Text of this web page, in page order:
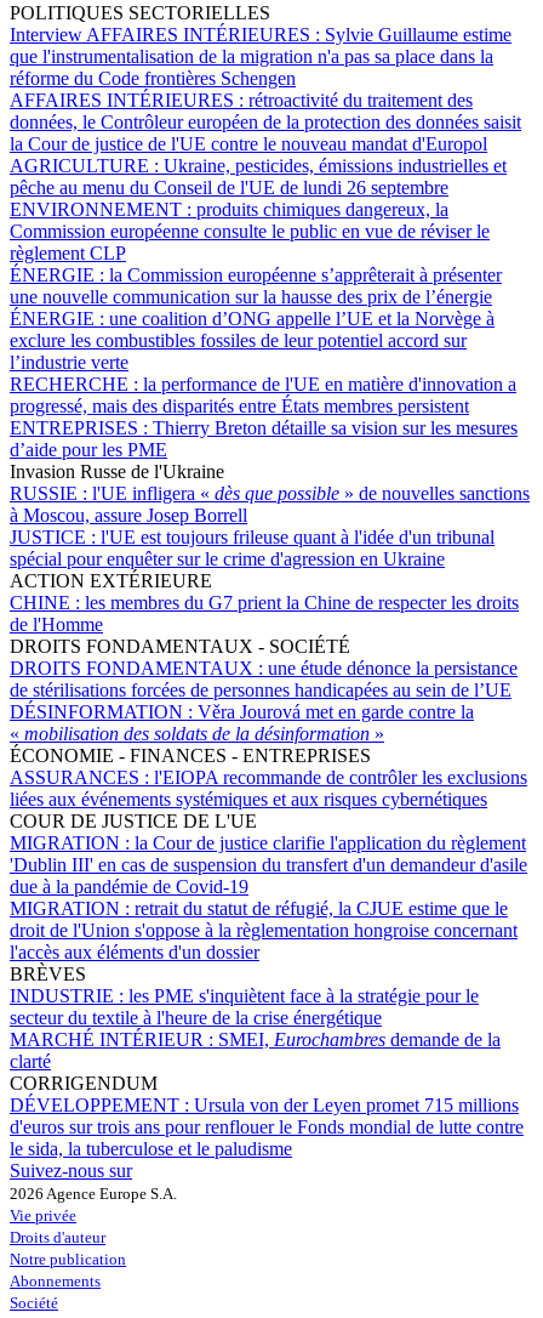
POLITIQUES SECTORIELLES
Interview AFFAIRES INTÉRIEURES : Sylvie Guillaume estime
que l'instrumentalisation de la migration n'a pas sa place dans la
réforme du Code frontières Schengen
AFFAIRES INTÉRIEURES : rétroactivité du traitement des
données, le Contrôleur européen de la protection des données saisit
la Cour de justice de l'UE contre le nouveau mandat d'Europol
AGRICULTURE : Ukraine, pesticides, émissions industrielles et
pêche au menu du Conseil de l'UE de lundi 26 septembre
ENVIRONNEMENT : produits chimiques dangereux, la
Commission européenne consulte le public en vue de réviser le
règlement CLP
ÉNERGIE : la Commission européenne s’apprêterait à présenter
une nouvelle communication sur la hausse des prix de l’énergie
ÉNERGIE : une coalition d’ONG appelle l’UE et la Norvège à
exclure les combustibles fossiles de leur potentiel accord sur
l’industrie verte
RECHERCHE : la performance de l'UE en matière d'innovation a
progressé, mais des disparités entre États membres persistent
ENTREPRISES : Thierry Breton détaille sa vision sur les mesures
d’aide pour les PME
Invasion Russe de l'Ukraine
RUSSIE : l'UE infligera « dès que possible » de nouvelles sanctions
à Moscou, assure Josep Borrell
JUSTICE : l'UE est toujours frileuse quant à l'idée d'un tribunal
spécial pour enquêter sur le crime d'agression en Ukraine
ACTION EXTÉRIEURE
CHINE : les membres du G7 prient la Chine de respecter les droits
de l'Homme
DROITS FONDAMENTAUX - SOCIÉTÉ
DROITS FONDAMENTAUX : une étude dénonce la persistance
de stérilisations forcées de personnes handicapées au sein de l’UE
DÉSINFORMATION : Věra Jourová met en garde contre la
« mobilisation des soldats de la désinformation »
ÉCONOMIE - FINANCES - ENTREPRISES
ASSURANCES : l'EIOPA recommande de contrôler les exclusions
liées aux événements systémiques et aux risques cybernétiques
COUR DE JUSTICE DE L'UE
MIGRATION : la Cour de justice clarifie l'application du règlement
'Dublin III' en cas de suspension du transfert d'un demandeur d'asile
due à la pandémie de Covid-19
MIGRATION : retrait du statut de réfugié, la CJUE estime que le
droit de l'Union s'oppose à la règlementation hongroise concernant
l'accès aux éléments d'un dossier
BRÈVES
INDUSTRIE : les PME s'inquiètent face à la stratégie pour le
secteur du textile à l'heure de la crise énergétique
MARCHÉ INTÉRIEUR : SMEI, Eurochambres demande de la
clarté
CORRIGENDUM
DÉVELOPPEMENT : Ursula von der Leyen promet 715 millions
d'euros sur trois ans pour renflouer le Fonds mondial de lutte contre
le sida, la tuberculose et le paludisme
Suivez-nous sur
2026 Agence Europe S.A.
Vie privée
Droits d'auteur
Notre publication
Abonnements
Société